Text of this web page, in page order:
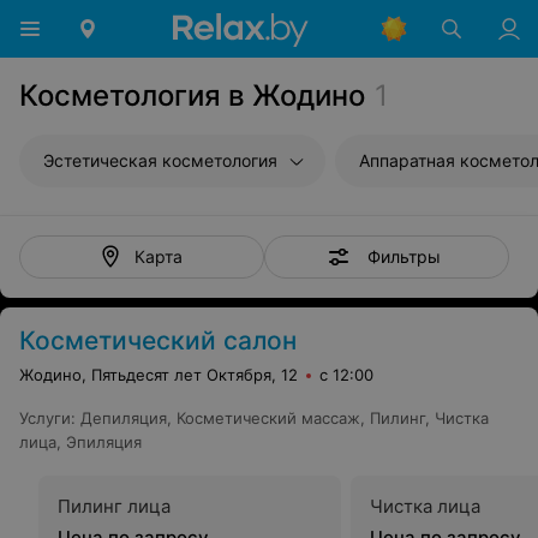
Косметология в Жодино 1
Эстетическая косметология Аппаратная
Карта Фильтры
Косметический салон
Жодино, Пятьдесят лет Октября, 12 с 12:00
Услуги: Депиляция Косметический массаж Пилинг, Чистка
лица Эпиляция
Пилинг лица
Чистка лица